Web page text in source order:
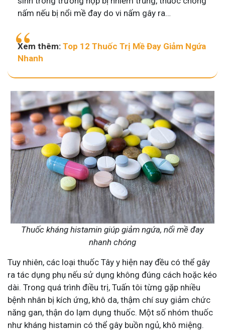
nấm nếu bị nổi mề đay do vi nấm gây ra…
Xem thêm: Top 12 Thuốc Trị Mề Đay Giảm Ngứa
Nhanh
Thuốc kháng histamin giúp giảm ngứa, nổi mề đay
nhanh chóng
Tuy nhiên, các loại thuốc Tây y hiện nay đều có thể gây
ra tác dụng phụ nếu sử dụng không đúng cách hoặc kéo
dài. Trong quá trình điều trị, Tuấn tôi từng gặp nhiều
bệnh nhân bị kích ứng, khô da, thậm chí suy giảm chức
năng gan, thận do lạm dụng thuốc. Một số nhóm thuốc
như kháng histamin có thể gây buồn ngủ, khô miệng.